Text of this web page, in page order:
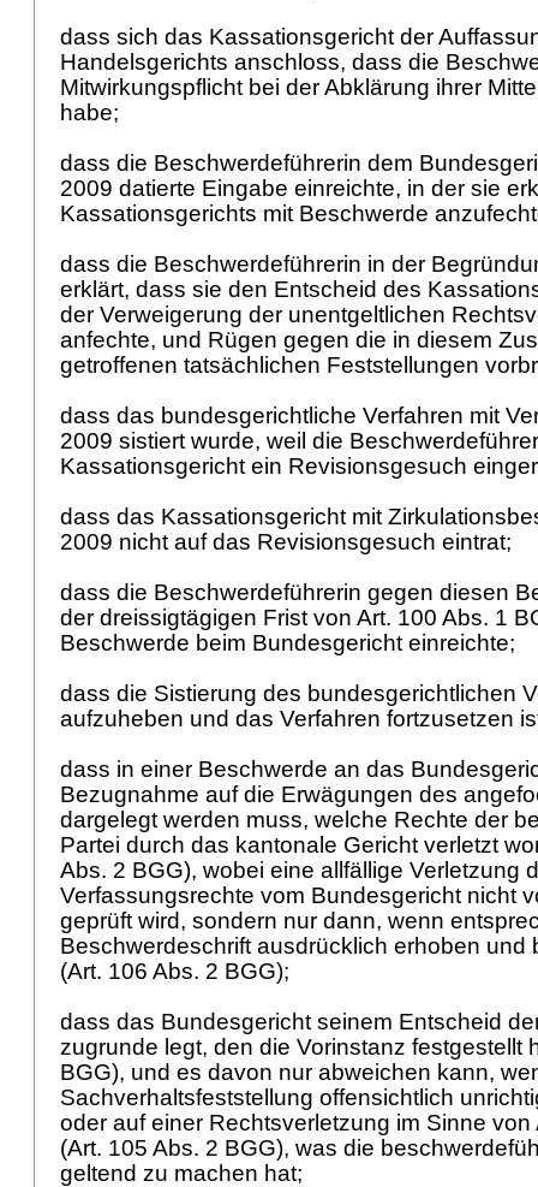
dass sich das Kassationsgericht der
Handelsgerichts anschloss, dass die
Mitwirkungspflicht bei der Abklärung ihrer
habe;
dass die Beschwerdeführerin dem
2009 datierte Eingabe einreichte, in der sie
Kassationsgerichts mit Beschwerde
dass die Beschwerdeführerin in der
erklärt, dass sie den Entscheid des
der Verweigerung der unentgeltlichen
anfechte, und Rügen gegen die in diesem
getroffenen tatsächlichen Feststellungen
dass das bundesgerichtliche Verfahren mit
2009 sistiert wurde, weil die
Kassationsgericht ein Revisionsgesuch
dass das Kassationsgericht mit
2009 nicht auf das Revisionsgesuch eintrat;
dass die Beschwerdeführerin gegen diesen
der dreissigtägigen Frist von Art. 100 Abs. 1
Beschwerde beim Bundesgericht einreichte;
dass die Sistierung des bundesgerichtlichen
aufzuheben und das Verfahren fortzusetzen
dass in einer Beschwerde an das
Bezugnahme auf die Erwägungen des
dargelegt werden muss, welche Rechte der
Partei durch das kantonale Gericht verletzt
Abs. 2 BGG), wobei eine allfällige Verletzung
Verfassungsrechte vom Bundesgericht nicht
geprüft wird, sondern nur dann, wenn
Beschwerdeschrift ausdrücklich erhoben und
(Art. 106 Abs. 2 BGG);
dass das Bundesgericht seinem Entscheid
zugrunde legt, den die Vorinstanz festgestellt
BGG), und es davon nur abweichen kann,
Sachverhaltsfeststellung offensichtlich
oder auf einer Rechtsverletzung im Sinne von
(Art. 105 Abs. 2 BGG), was die
geltend zu machen hat;